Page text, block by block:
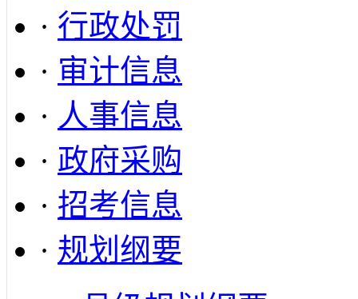
· 行政处罚
· 审计信息
· 人事信息
· 政府采购
· 招考信息
· 规划纲要